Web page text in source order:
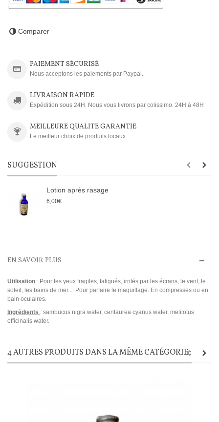
Comparer
PAIEMENT SÉCURISÉ
Nous acceptons les paiements par Paypal.
LIVRAISON RAPIDE
Expédition sous 24H. Nous vous livrons par colissimo. 24H à 48H
MEILLEURE QUALITE GARANTIE
Le meilleur choix de produits locaux.
SUGGESTION
Lotion après rasage
6,00€
EN SAVOIR PLUS
Utilisation : Pour les yeux fragiles, fatigués, irrités par les écrans, le vent, le
soleil, les bains de mer.... Pour parfaire le maquillage. En compresses ou en
bain oculaires.
Ingrédients : sambucus nigra water, centaurea cyanus water, melilotus
officinalis water.
4 AUTRES PRODUITS DANS LA MÊME CATÉGORIE :